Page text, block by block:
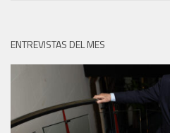
ENTREVISTAS DEL MES